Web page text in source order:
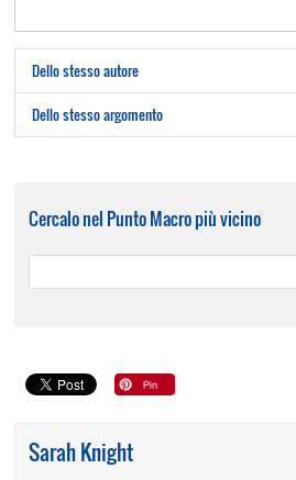
Dello stesso autore
Dello stesso argomento
Cercalo nel Punto Macro più vicino
Sarah Knight